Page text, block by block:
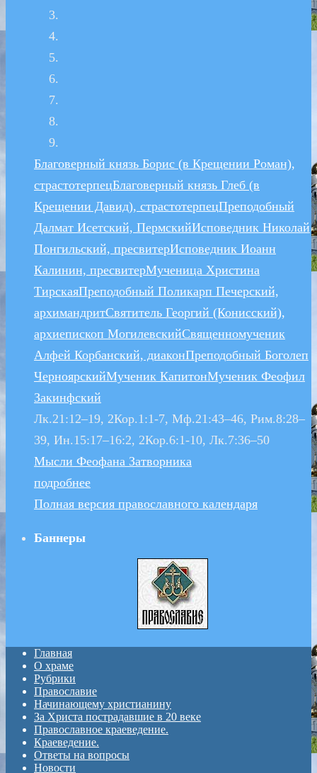
Благоверный князь Борис (в Крещении Роман),
страстотерпецБлаговерный князь Глеб (в
Крещении Давид), страстотерпецПреподобный
Далмат Исетский, ПермскийИсповедник Николай
Понгильский, пресвитерИсповедник Иоанн
Калинин, пресвитерМученица Христина
ТирскаяПреподобный Поликарп Печерский,
архимандритСвятитель Георгий (Конисский),
архиепископ МогилевскийСвященномученик
Алфей Корбанский, диаконПреподобный Боголеп
ЧерноярскийМученик КапитонМученик Феофил
Закинфский
Лк.21:12–19, 2Кор.1:1-7, Мф.21:43–46, Рим.8:28–
39, Ин.15:17–16:2, 2Кор.6:1-10, Лк.7:36–50
Мысли Феофана Затворника
подробнее
Полная версия православного календаря
Баннеры
Главная
О храме
Рубрики
Православие
Начинающему христианину
За Христа пострадавшие в 20 веке
Православное краеведение.
Краеведение.
Ответы на вопросы
Новости